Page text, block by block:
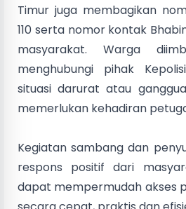
Timur juga membagikan
110 serta nomor kontak
masyarakat. Warga
menghubungi pihak
situasi darurat atau
memerlukan kehadiran
Kegiatan sambang dan
respons positif dari
dapat mempermudah akses